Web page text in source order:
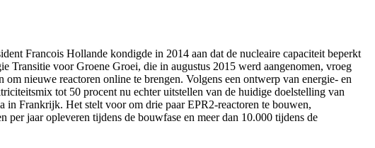
Francois Hollande kondigde in 2014 aan dat de nucleaire capaciteit beperkt
Transitie voor Groene Groei, die in augustus 2015 werd aangenomen, vroeg
nieuwe reactoren online te brengen. Volgens een ontwerp van energie- en
tot 50 procent nu echter uitstellen van de huidige doelstelling van
Frankrijk. Het stelt voor om drie paar EPR2-reactoren te bouwen,
jaar opleveren tijdens de bouwfase en meer dan 10.000 tijdens de